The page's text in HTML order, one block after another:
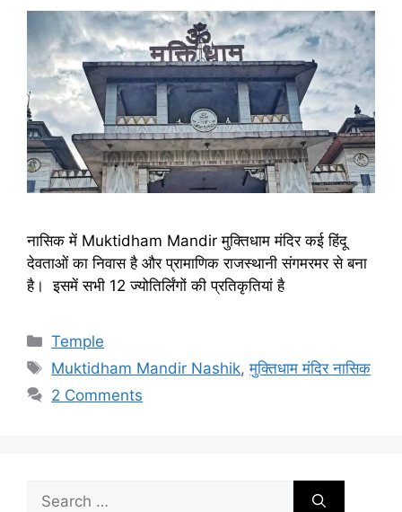
नासिक में Muktidham Mandir मुक्तिधाम मंदिर कई हिंदू
देवताओं का निवास है और प्रामाणिक राजस्थानी संगमरमर से बना
है। इसमें सभी 12 ज्योतिर्लिंगों की प्रतिकृतियां है
Categories
Temple
Tags
Muktidham Mandir Nashik,मुक्तिधाम मंदिर नासिक
2 Comments